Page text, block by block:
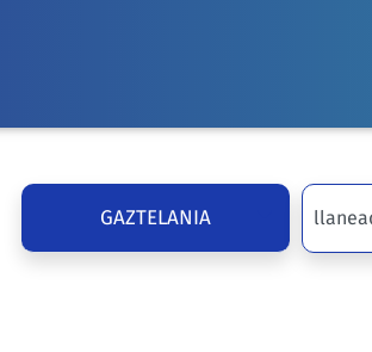
GAZTELANIA